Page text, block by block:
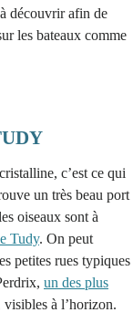
découvrir afin de
les bateaux comme
c’est ce qui
un très beau port
oiseaux sont à
Tudy. On peut
petites rues typiques
un des plus
à l’horizon.